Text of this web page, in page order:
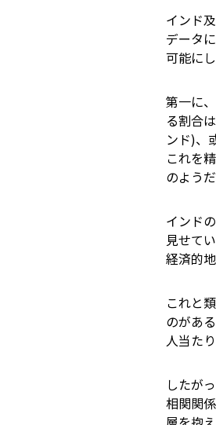
インド
データ
可能に
第一に
る割合
ンド)、
これを
のようだ
インド
見せて
経済的
これと
のがあ
人当た
したが
相関関